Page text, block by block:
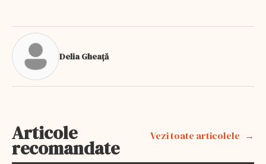
Delia Gheață
Articole
recomandate
Vezi toate articolele